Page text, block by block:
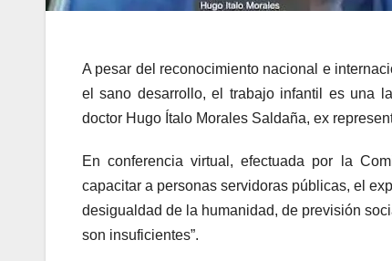
A pesar del reconocimiento nacional e
el sano desarrollo, el trabajo infantil es una
doctor Hugo Ítalo Morales Saldaña, ex
En conferencia virtual, efectuada por la
capacitar a personas servidoras públicas, el
desigualdad de la humanidad, de previsión
son insuficientes”.